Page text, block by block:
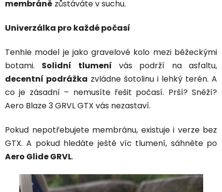
membráně zůstáváte v suchu.
Univerzálka pro každé počasí
Tenhle model je jako gravelové kolo mezi běžeckými
botami. Solidní tlumení vás podrží na asfaltu,
decentní podrážka zvládne šotolinu i lehký terén. A
co je zásadní – nemusíte řešit počasí. Prší? Sněží?
Aero Blaze 3 GRVL GTX vás nezastaví.
Pokud nepotřebujete membránu, existuje i verze bez
GTX. A pokud hledáte ještě víc tlumení, sáhněte po
Aero Glide GRVL.